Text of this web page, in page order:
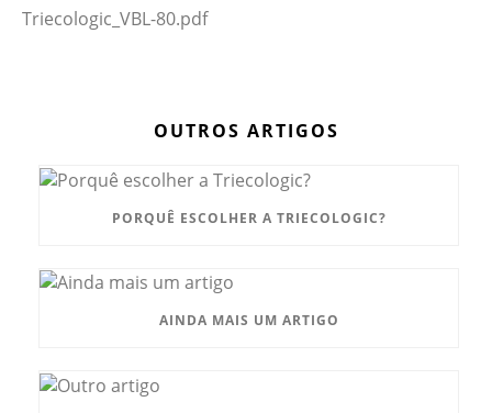
Triecologic_VBL-80.pdf
OUTROS ARTIGOS
PORQUÊ ESCOLHER A TRIECOLOGIC?
AINDA MAIS UM ARTIGO